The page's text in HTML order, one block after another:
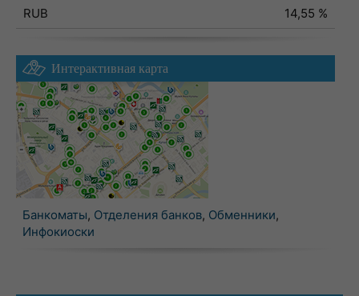
RUB
14,55 %
Интерактивная карта
Банкоматы, Отделения банков, Обменники,
Инфокиоски